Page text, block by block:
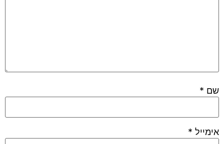
שם *
אימייל *